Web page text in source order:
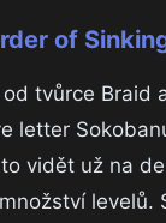
of
tvůrce Braid
letter
vidět už na
levelů.